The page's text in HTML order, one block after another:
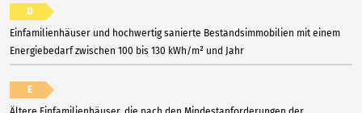
D
Einfamilienhäuser und hochwertig sanierte Bestandsimmobilien mit einem
Energiebedarf zwischen 100 bis 130 kWh/m² und Jahr
E